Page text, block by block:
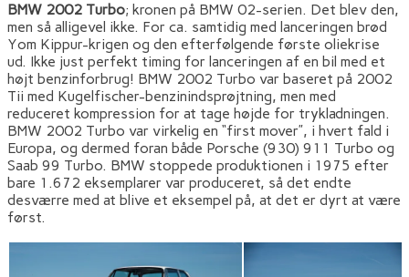
BMW 2002 Turbo; kronen på BMW 02-serien. Det blev den,
men så alligevel ikke. For ca. samtidig med lanceringen brød
Yom Kippur-krigen og den efterfølgende første oliekrise
ud. Ikke just perfekt timing for lanceringen af en bil med et
højt benzinforbrug! BMW 2002 Turbo var baseret på 2002
Tii med Kugelfischer-benzinindsprøjtning, men med
reduceret kompression for at tage højde for trykladningen.
BMW 2002 Turbo var virkelig en “first mover”, i hvert fald i
Europa, og dermed foran både Porsche (930) 911 Turbo og
Saab 99 Turbo. BMW stoppede produktionen i 1975 efter
bare 1.672 eksemplarer var produceret, så det endte
desværre med at blive et eksempel på, at det er dyrt at være
først.